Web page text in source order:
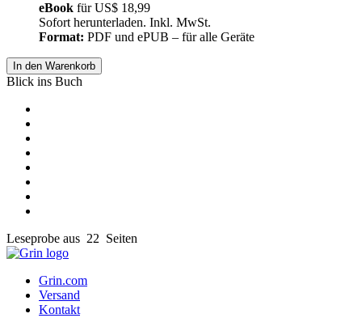
eBook fürUS$ 18,99
Sofort herunterladen. Inkl. MwSt.
Format: PDF und ePUB – für alle Geräte
In den Warenkorb
Blick ins Buch
Leseprobe aus 22 Seiten
Grin.com
Versand
Kontakt